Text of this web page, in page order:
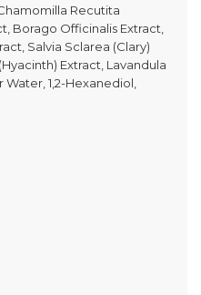
Recutita
Borago Officinalis Extract,
Salvia Sclarea (Clary)
Extract, Lavandula
1,2-Hexanediol,